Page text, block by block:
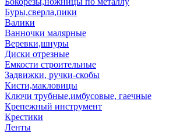
Буры,сверла,пики
Валики
Ванночки малярные
Веревки,шнуры
Диски отрезные
Емкости строительные
Задвижки, ручки-скобы
Кисти,макловицы
Ключи трубные,имбусовые, гаечные
Крепежный инструмент
Крестики
Ленты